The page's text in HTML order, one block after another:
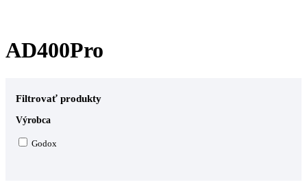
AD400Pro
Filtrovať produkty
Výrobca
Godox